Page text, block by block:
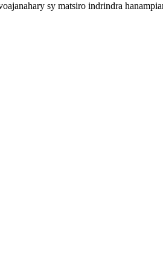
sy matsiro indrindra